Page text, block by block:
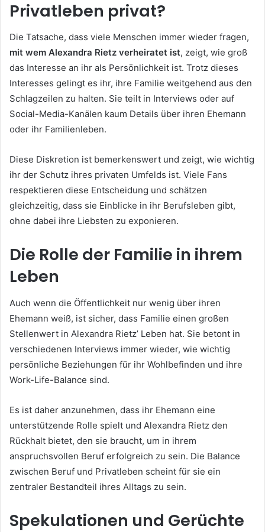
Privatleben privat?
Die Tatsache, dass viele Menschen immer wieder fragen,
mit wem Alexandra Rietz verheiratet ist, zeigt, wie groß
das Interesse an ihr als Persönlichkeit ist. Trotz dieses
Interesses gelingt es ihr, ihre Familie weitgehend aus den
Schlagzeilen zu halten. Sie teilt in Interviews oder auf
Social-Media-Kanälen kaum Details über ihren Ehemann
oder ihr Familienleben.
Diese Diskretion ist bemerkenswert und zeigt, wie wichtig
ihr der Schutz ihres privaten Umfelds ist. Viele Fans
respektieren diese Entscheidung und schätzen
gleichzeitig, dass sie Einblicke in ihr Berufsleben gibt,
ohne dabei ihre Liebsten zu exponieren.
Die Rolle der Familie in ihrem
Leben
Auch wenn die Öffentlichkeit nur wenig über ihren
Ehemann weiß, ist sicher, dass Familie einen großen
Stellenwert in Alexandra Rietz’ Leben hat. Sie betont in
verschiedenen Interviews immer wieder, wie wichtig
persönliche Beziehungen für ihr Wohlbefinden und ihre
Work-Life-Balance sind.
Es ist daher anzunehmen, dass ihr Ehemann eine
unterstützende Rolle spielt und Alexandra Rietz den
Rückhalt bietet, den sie braucht, um in ihrem
anspruchsvollen Beruf erfolgreich zu sein. Die Balance
zwischen Beruf und Privatleben scheint für sie ein
zentraler Bestandteil ihres Alltags zu sein.
Spekulationen und Gerüchte